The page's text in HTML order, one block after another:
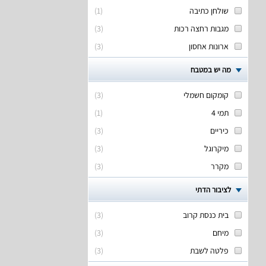
(
1
)
שולחן כתיבה
(
3
)
מגבות רחצה רכות
(
3
) ארונות אחסון
מה יש במטבח
(
3
)
קומקום חשמלי
(
1
)
תמי 4
(
3
)
כיריים
(
3
)
מיקרוגל
(
3
) מקרר
לציבור הדתי
(
3
)
בית כנסת קרוב
(
3
)
מיחם
(
3
) פלטה לשבת